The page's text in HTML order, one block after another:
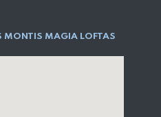
MONTIS MAGIA LOFTAS